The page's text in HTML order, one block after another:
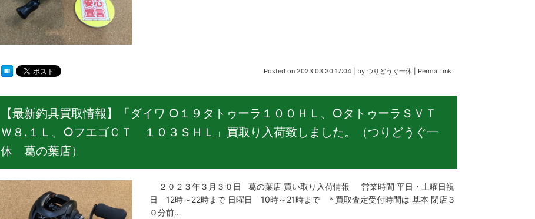
Posted on 2023.03.30 17:04 by つりどうぐ一休 Perma Link
【最新釣具買取情報】「ダイワ ○１９タトゥーラ１００ＨＬ、○タトゥーラＳＶＴ
Ｗ８.１Ｌ、○フエゴＣＴ １０３ＳＨＬ」買取り入荷致しました。（つりどうぐ一
休 葛の葉店）
２０２３年３月３０日 葛の葉店 買い取り入荷情報 営業時間 平日・土曜日祝
日 12時～22時まで 日曜日 10時～21時まで ＊買取査定受付時間は 基本 閉店３
０分前…